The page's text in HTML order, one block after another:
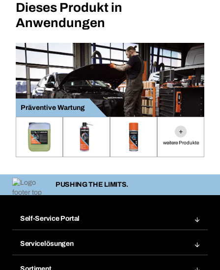
Dieses Produkt in
Anwendungen
Präventive Wartung
+
weitere Produkte
PUSHING THE LIMITS.
Self-Service Portal
Merklisten
Servicelösungen